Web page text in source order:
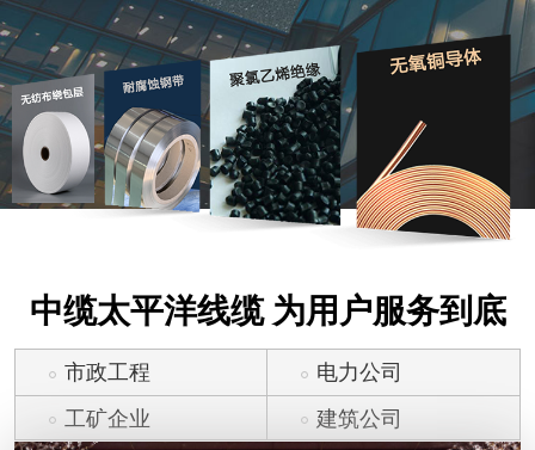
中缆太平洋线缆 为用户服务到底
市政工程
电力公司
工矿企业
建筑公司